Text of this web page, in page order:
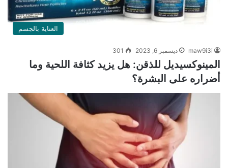
العناية بالجسم
maw9i3i ديسمبر 6, 2023 301
المينوكسيديل للذقن: هل يزيد كثافة اللحية وما
أضراره على البشرة؟